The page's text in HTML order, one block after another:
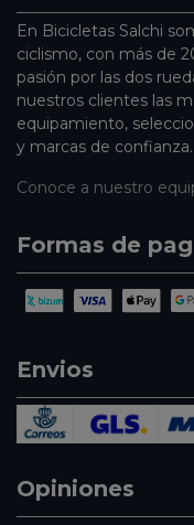
En Bicicletas Salchi
ciclismo, con más de
pasión por las dos
nuestros clientes las
equipamiento,
y marcas de confianza.
Conoce a nuestro
Formas de
Envios
Opiniones